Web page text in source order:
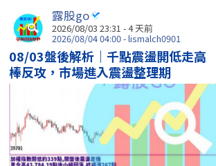
露股go
2026/08/03 23:31 - 4 天前
2026/08/04 04:00 - lismalch0901
08/03盤後解析｜千點震盪開低走
棒反攻，市場進入震盪整理期